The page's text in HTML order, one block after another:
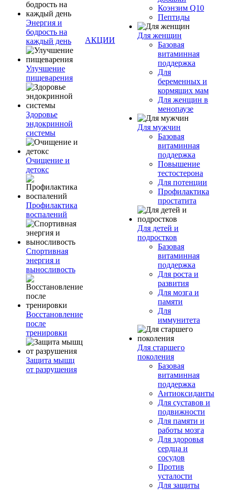
Энергия и
бодрость на
каждый день
Улучшение
пищеварения
Здоровье
эндокринной
системы
Очищение и
детокс
Профилактика
воспалений
Спортивная
энергия и
выносливость
Восстановление
после
тренировки
Защита мышц
от разрушения
АКЦИИ
Коэнзим Q10
Пептиды
Для женщин
Базовая
витаминная
поддержка
Для
беременных и
кормящих мам
Для женщин в
менопаузе
Для мужчин
Базовая
витаминная
поддержка
Повышение
тестостерона
Для потенции
Профилактика
простатита
Для детей и
подростков
Базовая
витаминная
поддержка
Для роста и
развития
Для мозга и
памяти
Для
иммунитета
Для старшего
поколения
Базовая
витаминная
поддержка
Антиоксиданты
Для суставов и
подвижности
Для памяти и
работы мозга
Для здоровья
сердца и
сосудов
Против
усталости
Для защиты